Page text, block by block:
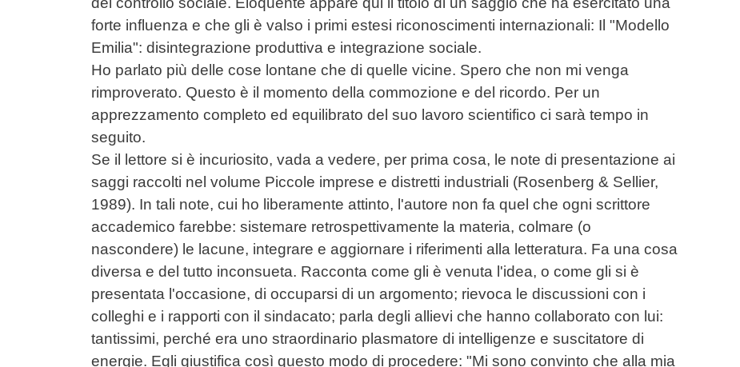
forte influenza e che gli è valso i primi estesi riconoscimenti internazionali: Il "Modello
Emilia": disintegrazione produttiva e integrazione sociale.
Ho parlato più delle cose lontane che di quelle vicine. Spero che non mi venga
rimproverato. Questo è il momento della commozione e del ricordo. Per un
apprezzamento completo ed equilibrato del suo lavoro scientifico ci sarà tempo in
seguito.
Se il lettore si è incuriosito, vada a vedere, per prima cosa, le note di presentazione ai
saggi raccolti nel volume Piccole imprese e distretti industriali (Rosenberg & Sellier,
1989). In tali note, cui ho liberamente attinto, l'autore non fa quel che ogni scrittore
accademico farebbe: sistemare retrospettivamente la materia, colmare (o
nascondere) le lacune, integrare e aggiornare i riferimenti alla letteratura. Fa una cosa
diversa e del tutto inconsueta. Racconta come gli è venuta l'idea, o come gli si è
presentata l'occasione, di occuparsi di un argomento; rievoca le discussioni con i
colleghi e i rapporti con il sindacato; parla degli allievi che hanno collaborato con lui:
tantissimi, perché era uno straordinario plasmatore di intelligenze e suscitatore di
energie. Egli giustifica così questo modo di procedere: "Mi sono convinto che alla mia